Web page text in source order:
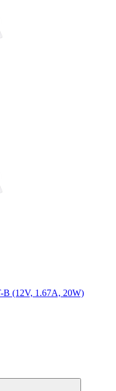
B (12V, 1.67A, 20W)